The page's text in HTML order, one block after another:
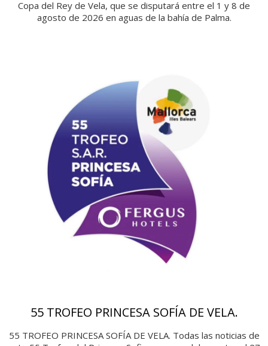
Copa del Rey de Vela, que se disputará entre el 1 y 8 de
agosto de 2026 en aguas de la bahía de Palma.
55 TROFEO PRINCESA SOFÍA DE VELA.
55 TROFEO PRINCESA SOFÍA DE VELA. Todas las noticias de